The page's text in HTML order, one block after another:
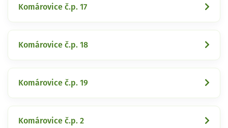
Komárovice č.p. 17
Komárovice č.p. 18
Komárovice č.p. 19
Komárovice č.p. 2